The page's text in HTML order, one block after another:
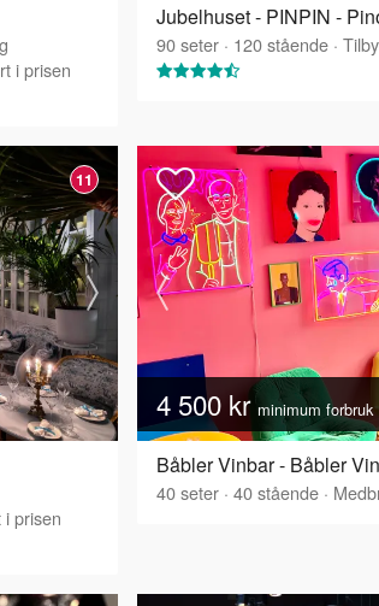
i prisen
Jubelhuset - PINPIN -
90seter · 120stående ·
11
prisen
4 500 krminimum forbruk
Båbler Vinbar - Båbler
40seter · 40stående ·